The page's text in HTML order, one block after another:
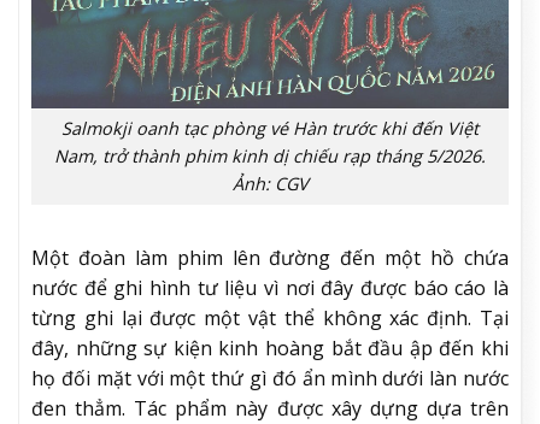
Salmokji oanh tạc phòng vé Hàn trước khi đến Việt
Nam, trở thành phim kinh dị chiếu rạp tháng 5/2026.
Ảnh: CGV
Một đoàn làm phim lên đường đến một hồ chứa
nước để ghi hình tư liệu vì nơi đây được báo cáo là
từng ghi lại được một vật thể không xác định. Tại
đây, những sự kiện kinh hoàng bắt đầu ập đến khi
họ đối mặt với một thứ gì đó ẩn mình dưới làn nước
đen thẳm. Tác phẩm này được xây dựng dựa trên